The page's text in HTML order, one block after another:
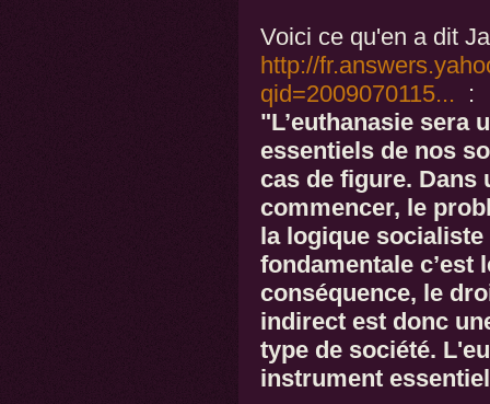
Voici ce qu'en a dit
http://
qid=2009070115... :
"L’euthanasie sera
essentiels de nos
cas de figure. Dans
commencer, le
la logique socialiste
fondamentale c’est
conséquence, le
indirect est donc
type de société.
instrument